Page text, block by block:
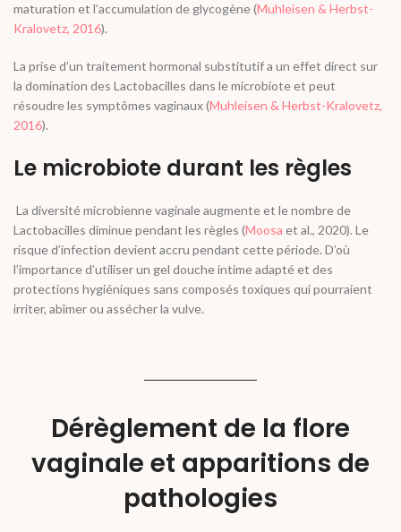
maturation et l’accumulation de glycogène (Muhleisen & Herbst-
Kralovetz, 2016).
La prise d’un traitement hormonal substitutif a un effet direct sur
la domination des Lactobacilles dans le microbiote et peut
résoudre les symptômes vaginaux (Muhleisen & Herbst-Kralovetz,
2016).
Le microbiote durant les règles
La diversité microbienne vaginale augmente et le nombre de
Lactobacilles diminue pendant les règles (Moosa et al., 2020). Le
risque d’infection devient accru pendant cette période. D’où
l’importance d’utiliser un gel douche intimeadapté et des
protections hygiéniques sans composés toxiques qui pourraient
irriter, abîmer ou assécher la vulve.
Dérèglement de la flore
vaginale et apparitions de
pathologies